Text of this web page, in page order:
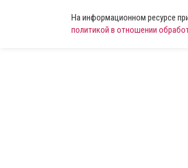
На информационном ресурсе
политикой в отношении